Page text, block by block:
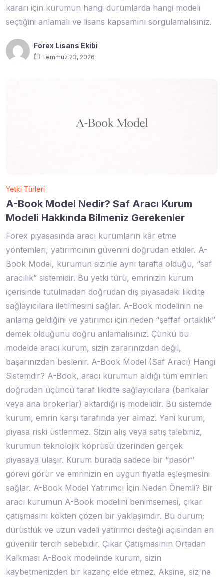
kararı için kurumun hangi durumlarda hangi modeli
seçtiğini anlamalı ve lisans kapsamını sorgulamalısınız.
Forex Lisans Ekibi
Temmuz 23, 2026
Yetki Türleri
A-Book Model Nedir? Saf Aracı Kurum
Modeli Hakkında Bilmeniz Gerekenler
Forex piyasasında aracı kurumların kâr etme
yöntemleri, yatırımcının güvenini doğrudan etkiler. A-
Book Model, kurumun sizinle aynı tarafta olduğu, “saf
aracılık” sistemidir. Bu yetki türü, emrinizin kurum
içerisinde tutulmadan doğrudan dış piyasadaki likidite
sağlayıcılara iletilmesini sağlar. A-Book modelinin ne
anlama geldiğini ve yatırımcı için neden “şeffaf ortaklık”
demek olduğunu doğru anlamalısınız. Çünkü bu
modelde aracı kurum, sizin zararınızdan değil,
başarınızdan beslenir. A-Book Model (Saf Aracı) Hangi
Sistemdir? A-Book, aracı kurumun aldığı tüm emirleri
doğrudan üçüncü taraf likidite sağlayıcılara (bankalar
veya ana brokerlar) aktardığı iş modelidir. Bu sistemde
kurum, emrin karşı tarafında yer almaz. Yani kurum,
piyasa riski üstlenmez. Sizin alış veya satış talebiniz,
kurumun teknolojik köprüsü üzerinden gerçek
piyasaya ulaşır. Kurum burada sadece bir “pasör”
görevi görür ve emrinizin en uygun fiyatla eşleşmesini
sağlar. A-Book Model Yatırımcı İçin Neden Önemli? Bir
aracı kurumun A-Book modelini benimsemesi, çıkar
çatışmasını kökten çözen bir yaklaşımdır. Bu durum;
dürüstlük ve uzun vadeli yatırımcı desteği açısından en
güvenilir tercih sebebidir. Çıkar Çatışmasının Ortadan
Kalkması A-Book modelinde kurum, sizin
kaybetmenizden bir kazanç elde etmez. Aksine, siz ne